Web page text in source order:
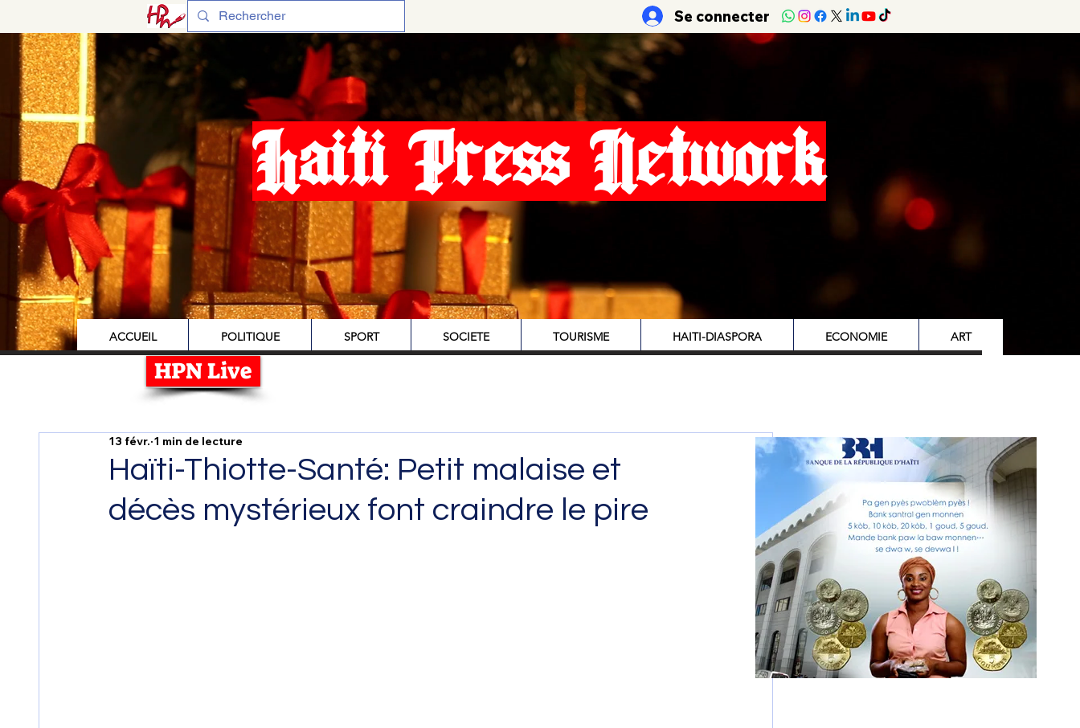
Se connecter
Haiti Press Network
ACCUEIL POLITIQUE SPORT SOCIETE TOURISME HAITI-DIASPORA ECONOMIE ART
HPN Live
Haïti-Thiotte-Santé: Petit malaise et
décès mystérieux font craindre le pire
13 févr. 1 min de lecture